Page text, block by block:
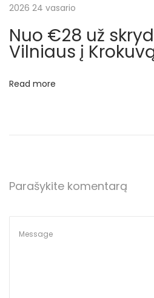
k
i
č
r
2026 24 vasario
Nuo €28 už
Vilniaus į
Read more
Parašykite komentarą